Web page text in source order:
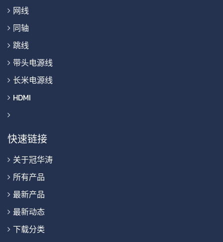
网线
同轴
跳线
带头电源线
长米电源线
HDMI
快速链接
关于冠华涛
所有产品
最新产品
最新动态
下载分类